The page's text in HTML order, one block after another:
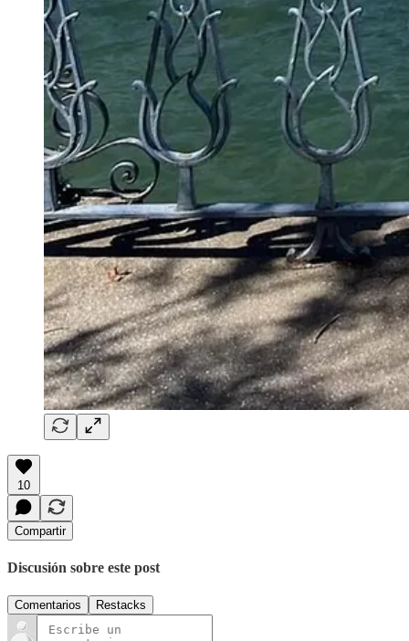
10
Compartir
Discusión sobre este post
Comentarios Restacks